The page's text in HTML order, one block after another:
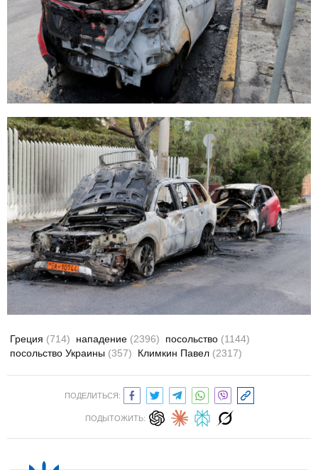
Греция (714) нападение (2396) посольство (1144)
посольство Украины (357) Климкин Павел (2317)
ПОДЕЛИТЬСЯ:
ПОДЫТОЖИТЬ: